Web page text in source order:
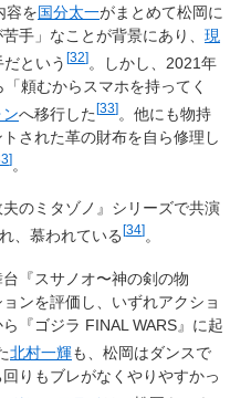
容を国分太一がまとめて松岡に
手」なことが背景にあり、 現
だという [32] 。しかし、2021年
頼むからスマホを持ってく
へ移行した [33] 。他にも物持
された革の財布を自ら修理し
]。
夫のミタゾノ』シリーズで共演
、慕われている [34] 。
『スサノオ〜神の剣の物
ンを評価し、いずれアクショ
『ゴジラ FINAL WARS』に起
北村一輝も、松岡はダンスで
りもブレがなくやりやすかっ